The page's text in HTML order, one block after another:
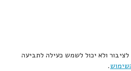
ולא יכול לשמש כעילה לתביעה
.